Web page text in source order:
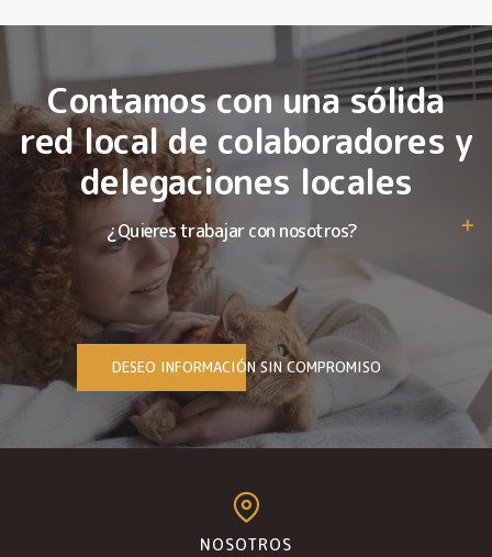
Contamos con una sólida
red local de colaboradores y
delegaciones locales
¿Quieres trabajar con nosotros?
DESEO INFORMACIÓN SIN COMPROMISO
NOSOTROS